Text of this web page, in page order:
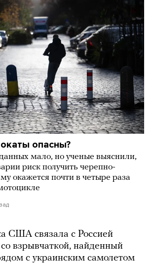
опасны?
мало, но ученые выяснили,
риск получить черепно-
окажется почти в четыре раза
США связала с Россией
взрывчаткой, найденный
с украинским самолетом